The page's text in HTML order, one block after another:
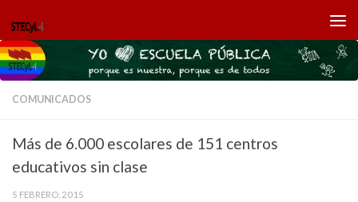
Saltar al contenido
COMUNICADOS
Más de 6.000 escolares de 151 centros
educativos sin clase
5 FEBRERO, 2015